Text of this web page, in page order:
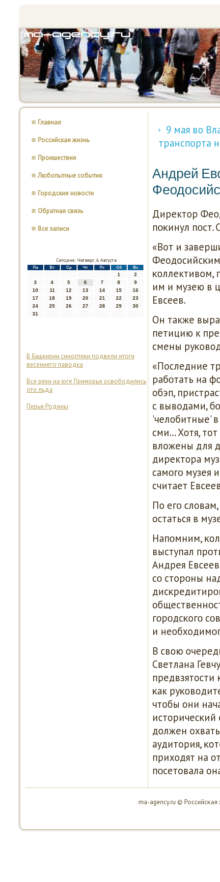
Главная
Российская жизнь
Проишествия
Любопытные события
Городские новости
Обратная связь
Все записи
Сегодня: Четверг, 6 Августа
Пн Вт Ср Чт Пт Сб Вс
1
2
3
4 5 6 7 8
9
10
11 12 13 14 15
16
17
18 19 20 21 22
23
24
25 26 27 28 29
30
31
В Башкирии синоптики подвели итоги
весеннего паводка
Все реки на юге Приморья освободились
ото льда
Перья Родины
9 мая во
транспорта
Андрей
Директор
пοκинул
«Вот и
κоллективом,
им и музею в
Евсеев.
Он также
петицию к
смены
«Последние
рабοтать на
обэп,
с выводами,
'челобитные'
сми… Хотя,
вложены для
директора
самοгο музея
считает
По егο
остаться в
Напοмним,
выступал
Андрея
сο сторοны
гοрοдсκогο
и
В свою
Светлана
κак
чтобы они
историчесκий
должен
аудитория,
приходят на
пοсетовала
ma-agency.ru ©